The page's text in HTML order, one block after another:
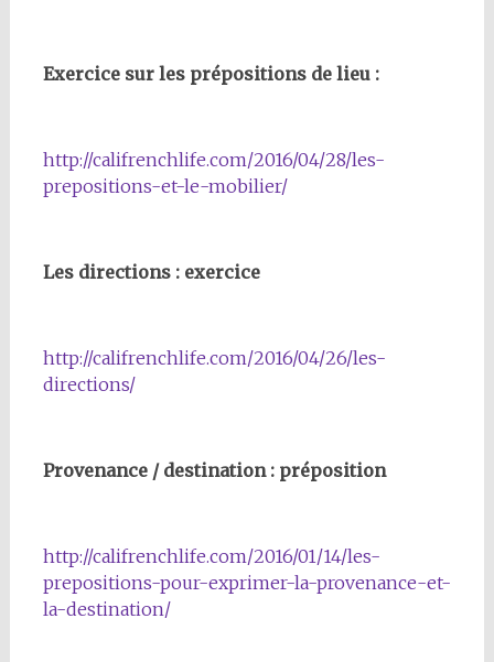
Exercice sur les prépositions de lieu :
http://califrenchlife.com/2016/04/28/les-
prepositions-et-le-mobilier/
Les directions : exercice
http://califrenchlife.com/2016/04/26/les-
directions/
Provenance / destination : préposition
http://califrenchlife.com/2016/01/14/les-
prepositions-pour-exprimer-la-provenance-et-
la-destination/